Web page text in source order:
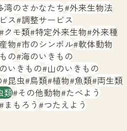
中 大
ェブセンターとは
ップ
湾のさかなたち 外来生物法
ス 調整サービス
クモ類 特定外来生物 外来種
物 市のシンボル 軟体動物
の 海のいきもの
いきもの 山のいきもの
昆虫 鳥類 植物 魚類 両生類
類 その他動物 たべよう
まもろう つたえよう